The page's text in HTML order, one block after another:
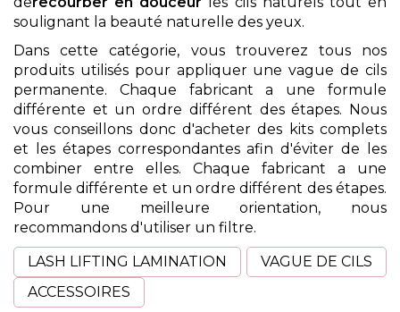
soulignant la beauté naturelle des yeux.
Dans cette catégorie, vous trouverez tous nos
produits utilisés pour appliquer une vague de cils
permanente. Chaque fabricant a une formule
différente et un ordre différent des étapes. Nous
vous conseillons donc d'acheter des kits complets
et les étapes correspondantes afin d'éviter de les
combiner entre elles. Chaque fabricant a une
formule différente et un ordre différent des étapes.
Pour une meilleure orientation, nous
recommandons d'utiliser un filtre.
LASH LIFTING LAMINATION
VAGUE DE CILS
ACCESSOIRES